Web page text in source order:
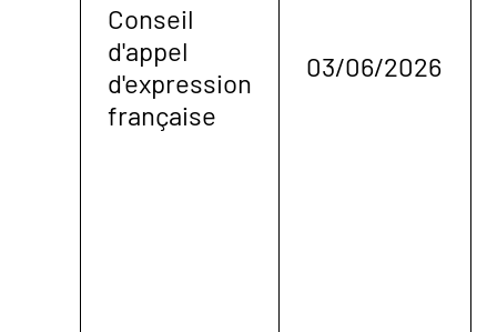
Conseil
d'appel
d'expression
française
03/06/2026